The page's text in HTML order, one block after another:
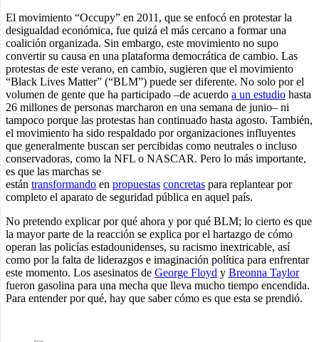
El movimiento “Occupy” en 2011, que se enfocó en protestar la
desigualdad económica, fue quizá el más cercano a formar una
coalición organizada. Sin embargo, este movimiento no supo
convertir su causa en una plataforma democrática de cambio. Las
protestas de este verano, en cambio, sugieren que el movimiento
“Black Lives Matter” (“BLM”) puede ser diferente. No solo por el
volumen de gente que ha participado –de acuerdo a un estudio hasta
26 millones de personas marcharon en una semana de junio– ni
tampoco porque las protestas han continuado hasta agosto. También,
el movimiento ha sido respaldado por organizaciones influyentes
que generalmente buscan ser percibidas como neutrales o incluso
conservadoras, como la NFL o NASCAR. Pero lo más importante,
es que las marchas se
están transformando en propuestas concretas para replantear por
completo el aparato de seguridad pública en aquel país.
No pretendo explicar por qué ahora y por qué BLM; lo cierto es que
la mayor parte de la reacción se explica por el hartazgo de cómo
operan las policías estadounidenses, su racismo inextricable, así
como por la falta de liderazgos e imaginación política para enfrentar
este momento. Los asesinatos de George Floyd y Breonna Taylor
fueron gasolina para una mecha que lleva mucho tiempo encendida.
Para entender por qué, hay que saber cómo es que esta se prendió.